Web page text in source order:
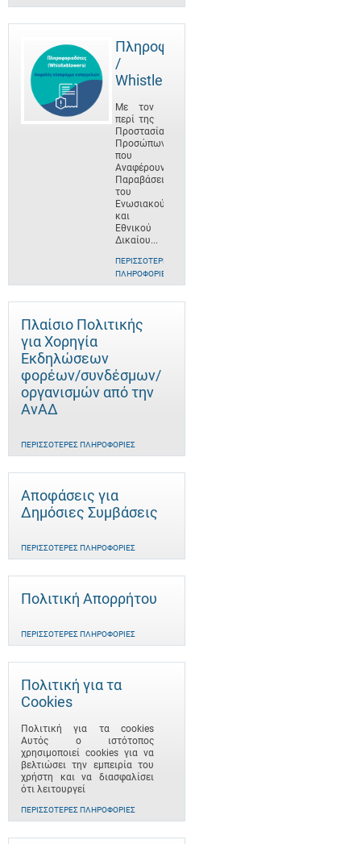
Πληροφοριοδότες
/
Whistleblowers
Με τον
περί της
Προστασίας
Προσώπων
που
Αναφέρουν
Παραβάσεις
του
Ενωσιακού
και
Εθνικού
Δικαίου...
ΠΕΡΙΣΣΌΤΕΡΕΣ
ΠΛΗΡΟΦΟΡΊΕΣ
Πλαίσιο Πολιτικής
για Χορηγία
Εκδηλώσεων
φορέων/συνδέσμων/
οργανισμών από την
ΑνΑΔ
ΠΕΡΙΣΣΌΤΕΡΕΣ ΠΛΗΡΟΦΟΡΊΕΣ
Αποφάσεις για
Δημόσιες Συμβάσεις
ΠΕΡΙΣΣΌΤΕΡΕΣ ΠΛΗΡΟΦΟΡΊΕΣ
Πολιτική Απορρήτου
ΠΕΡΙΣΣΌΤΕΡΕΣ ΠΛΗΡΟΦΟΡΊΕΣ
Πολιτική για τα
Cookies
Πολιτική για τα cookies
Αυτός ο ιστότοπος
χρησιμοποιεί cookies για να
βελτιώσει την εμπειρία του
χρήστη και να διασφαλίσει
ότι λειτουργεί
ΠΕΡΙΣΣΌΤΕΡΕΣ ΠΛΗΡΟΦΟΡΊΕΣ